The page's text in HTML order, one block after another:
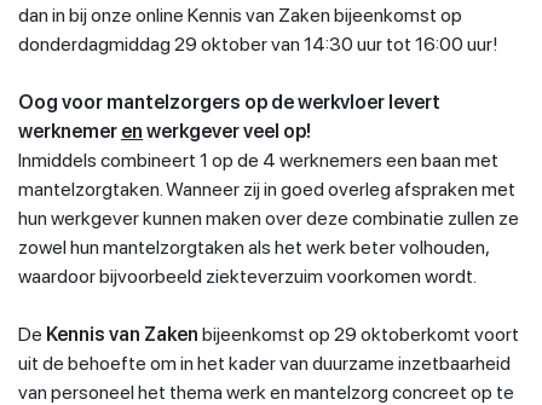
dan in bij onze online Kennis van Zaken bijeenkomst op
donderdagmiddag 29 oktober van 14:30 uur tot 16:00 uur!
Oog voor mantelzorgers op de werkvloer levert
werknemer en werkgever veel op!
Inmiddels combineert 1 op de 4 werknemers een baan met
mantelzorgtaken. Wanneer zij in goed overleg afspraken met
hun werkgever kunnen maken over deze combinatie zullen ze
zowel hun mantelzorgtaken als het werk beter volhouden,
waardoor bijvoorbeeld ziekteverzuim voorkomen wordt.
De Kennis van Zaken bijeenkomst op 29 oktoberkomt voort
uit de behoefte om in het kader van duurzame inzetbaarheid
van personeel het thema werk en mantelzorg concreet op te